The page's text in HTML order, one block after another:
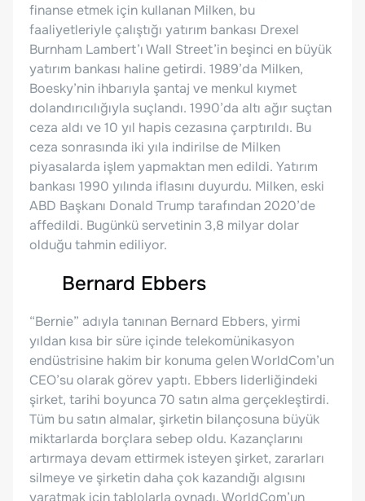
finanse etmek için kullanan Milken, bu
faaliyetleriyle çalıştığı yatırım bankası Drexel
Burnham Lambert’ı Wall Street’in beşinci en büyük
yatırım bankası haline getirdi. 1989’da Milken,
Boesky’nin ihbarıyla şantaj ve menkul kıymet
dolandırıcılığıyla suçlandı. 1990’da altı ağır suçtan
ceza aldı ve 10 yıl hapis cezasına çarptırıldı. Bu
ceza sonrasında iki yıla indirilse de Milken
piyasalarda işlem yapmaktan men edildi. Yatırım
bankası 1990 yılında iflasını duyurdu. Milken, eski
ABD Başkanı Donald Trump tarafından 2020’de
affedildi. Bugünkü servetinin 3,8 milyar dolar
olduğu tahmin ediliyor.
Bernard Ebbers
“Bernie” adıyla tanınan Bernard Ebbers, yirmi
yıldan kısa bir süre içinde telekomünikasyon
endüstrisine hakim bir konuma gelen WorldCom’un
CEO’su olarak görev yaptı. Ebbers liderliğindeki
şirket, tarihi boyunca 70 satın alma gerçekleştirdi.
Tüm bu satın almalar, şirketin bilançosuna büyük
miktarlarda borçlara sebep oldu. Kazançlarını
artırmaya devam ettirmek isteyen şirket, zararları
silmeye ve şirketin daha çok kazandığı algısını
yaratmak için tablolarla oynadı. WorldCom’un